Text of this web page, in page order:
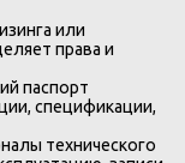
или
права и
паспорт
спецификации,
технического